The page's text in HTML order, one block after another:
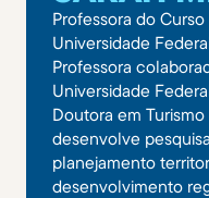
Professora do
Universidade
Professora
Universidade
Doutora em
desenvolve
planejamento
desenvolvimento